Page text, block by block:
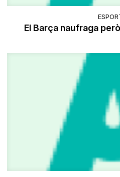
El Barça naufraga